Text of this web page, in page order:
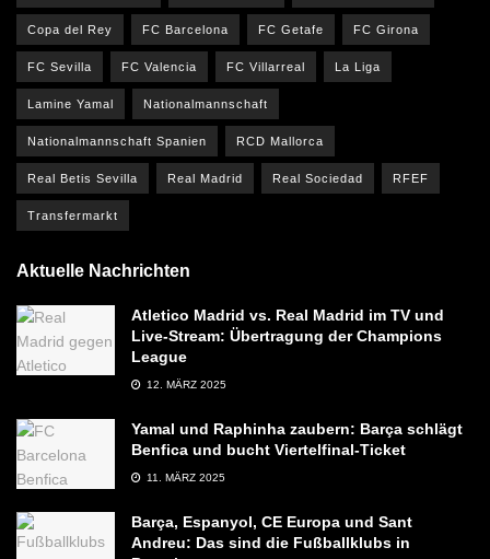
Copa del Rey FC Barcelona FC Getafe FC Girona
FC Sevilla FC Valencia FC Villarreal La Liga
Lamine Yamal Nationalmannschaft
Nationalmannschaft Spanien RCD Mallorca
Real Betis Sevilla Real Madrid Real Sociedad RFEF
Transfermarkt
Aktuelle Nachrichten
Atletico Madrid vs. Real Madrid im TV und
Live-Stream: Übertragung der Champions
League
12. MÄRZ 2025
Yamal und Raphinha zaubern: Barça schlägt
Benfica und bucht Viertelfinal-Ticket
11. MÄRZ 2025
Barça, Espanyol, CE Europa und Sant
Andreu: Das sind die Fußballklubs in